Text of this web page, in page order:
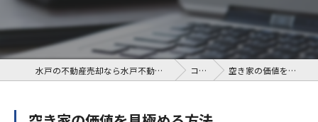
水戸の不動産売却なら水戸不動産売却相談センター コラム 空き家の価値を見極める方法